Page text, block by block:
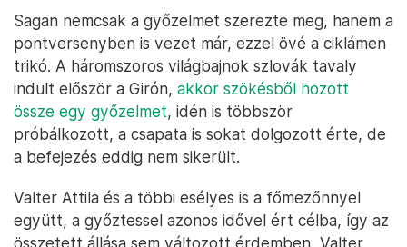
Sagan nemcsak a győzelmet szerezte meg, hanem a
pontversenyben is vezet már, ezzel övé a ciklámen
trikó. A háromszoros világbajnok szlovák tavaly
indult először a Girón, akkor szökésből hozott
össze egy győzelmet, idén is többször
próbálkozott, a csapata is sokat dolgozott érte, de
a befejezés eddig nem sikerült.
Valter Attila és a többi esélyes is a főmezőnnyel
együtt, a győztessel azonos idővel ért célba, így az
összetett állása sem változott érdemben, Valter